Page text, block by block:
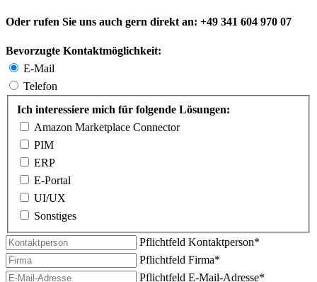
Oder rufen Sie uns auch gern direkt an: +49 341 604 970 07
Bevorzugte Kontaktmöglichkeit:
E-Mail
Telefon
Ich interessiere mich für folgende Lösungen:
Amazon Marketplace Connector
PIM
ERP
E-Portal
UI/UX
Sonstiges
Pflichtfeld Kontaktperson*
Pflichtfeld Firma*
Pflichtfeld E-Mail-Adresse*